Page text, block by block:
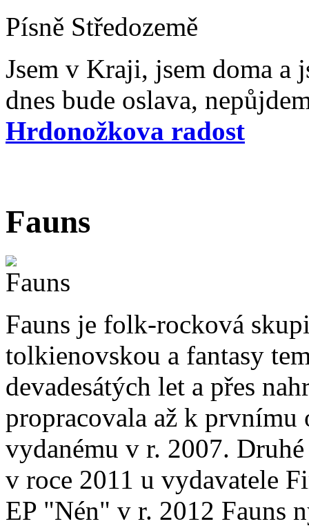
Písně Středozemě
Jsem v Kraji, jsem doma a
dnes bude oslava,
Hrdonožkova radost
Fauns
Fauns je folk-rocková
tolkienovskou a fantasy
devadesátých let a přes
propracovala až k
vydanému v r. 2007.
v roce 2011 u vydavatele
EP "Nén" v r. 2012 Fauns